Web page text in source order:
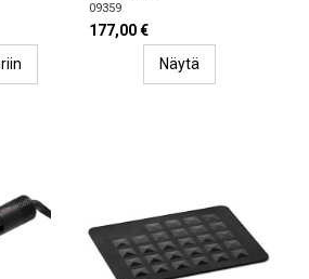
09359
177,00 €
Näytä